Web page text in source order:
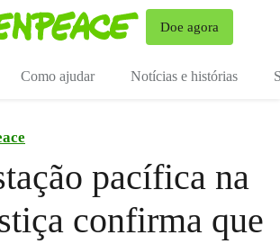
Doe agora
Como ajudar Notícias e histórias
pacífica na
confirma que